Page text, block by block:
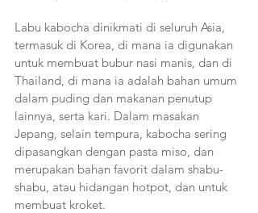
Labu kabocha dinikmati di seluruh Asia,
termasuk di Korea, di mana ia digunakan
untuk membuat bubur nasi manis, dan di
Thailand, di mana ia adalah bahan umum
dalam puding dan makanan penutup
lainnya, serta kari. Dalam masakan
Jepang, selain tempura, kabocha sering
dipasangkan dengan pasta miso, dan
merupakan bahan favorit dalam shabu-
shabu, atau hidangan hotpot, dan untuk
membuat kroket.